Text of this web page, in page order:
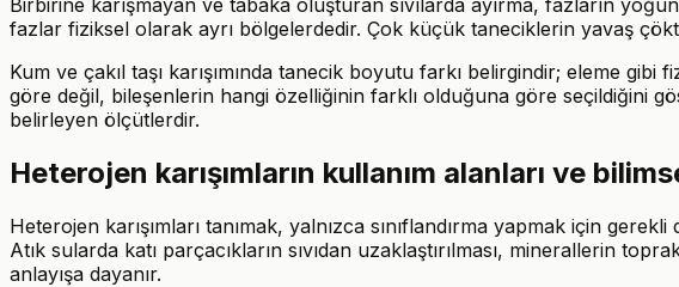
fazlar fiziksel olarak ayrı bölgelerdedir. Çok küçük taneciklerin yavaş
Kum ve çakıl taşı karışımında tanecik boyutu farkı belirgindir; eleme
göre değil, bileşenlerin hangi özelliğinin farklı olduğuna göre seçildiğini
belirleyen ölçütlerdir.
Heterojen karışımların kullanım alanları ve
Heterojen karışımları tanımak, yalnızca sınıflandırma yapmak için
Atık sularda katı parçacıkların sıvıdan uzaklaştırılması, minerallerin
anlayışa dayanır.